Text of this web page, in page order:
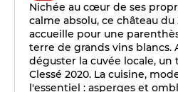
Nichée au cœur de ses
calme absolu, ce château du
accueille pour une
terre de grands vins blancs.
déguster la cuvée locale, un
Clessé 2020. La cuisine,
l'essentiel : asperges et